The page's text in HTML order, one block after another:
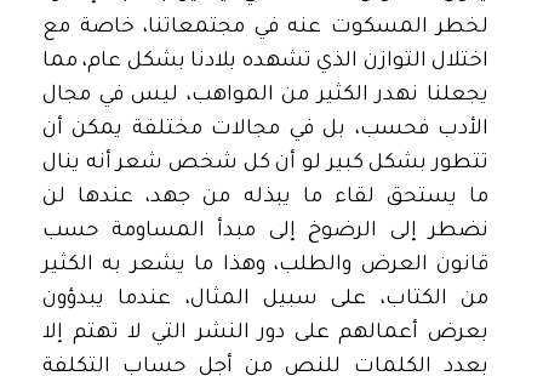
لخطر المسكوت عنه في مجتمعاتنا، خاصة مع
اختلال التوازن الذي تشهده بلادنا بشكل عام، مما
يجعلنا نهدر الكثير من المواهب، ليس في مجال
الأدب فحسب، بل في مجالات مختلفة يمكن أن
تتطور بشكل كبير لو أن كل شخص شعر أنه ينال
ما يستحق لقاء ما يبذله من جهد، عندها لن
نضطر إلى الرضوخ إلى مبدأ المساومة حسب
قانون العرض والطلب، وهذا ما يشعر به الكثير
من الكتاب، على سبيل المثال، عندما يبدؤون
بعرض أعمالهم على دور النشر التي لا تهتم إلا
بعدد الكلمات للنص من أجل حساب التكلفة